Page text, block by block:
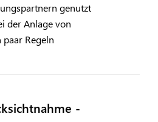
genutzt
der Anlage von
Regeln
-